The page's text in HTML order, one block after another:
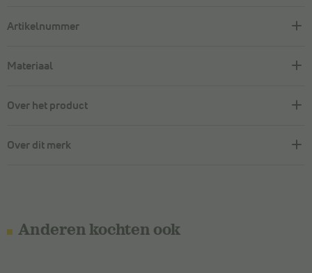
Artikelnummer
Materiaal
Over het product
Over dit merk
Anderen kochten ook